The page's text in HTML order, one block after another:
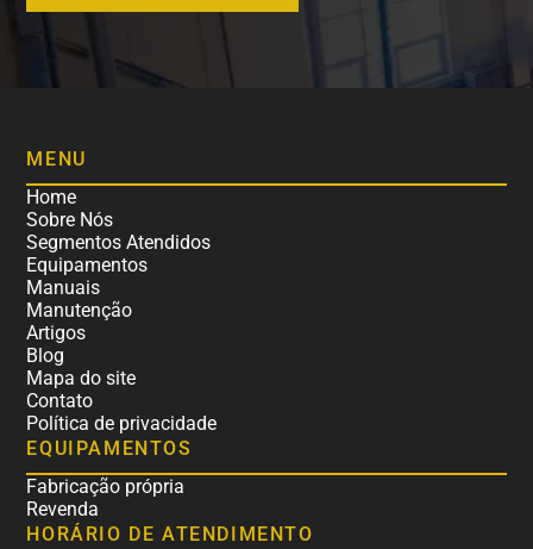
MENU
Home
Sobre Nós
Segmentos Atendidos
Equipamentos
Manuais
Manutenção
Artigos
Blog
Mapa do site
Contato
Política de privacidade
EQUIPAMENTOS
Fabricação própria
Revenda
HORÁRIO DE ATENDIMENTO